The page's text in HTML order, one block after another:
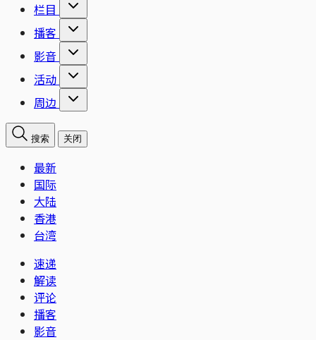
栏目
播客
影音
活动
周边
搜索 关闭
最新
国际
大陆
香港
台湾
速递
解读
评论
播客
影音